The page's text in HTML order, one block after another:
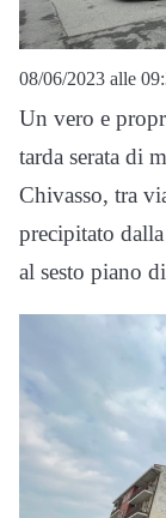
08/06/2023 alle
Un vero e
tarda serata di
Chivasso, tra
precipitato
al sesto piano